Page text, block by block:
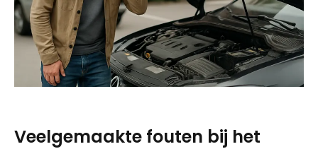
Veelgemaakte fouten bij het